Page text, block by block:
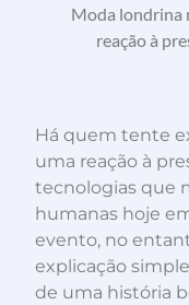
Moda londrina
reação à
Há quem tente
uma reação à
tecnologias que
humanas hoje
evento, no
explicação
de uma história